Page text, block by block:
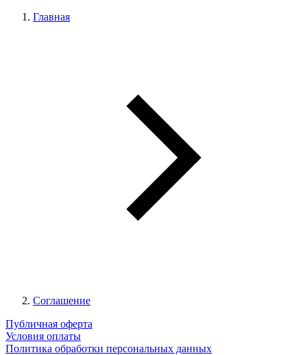
Главная
Соглашение
Публичная оферта
Условия оплаты
Политика обработки персональных данных